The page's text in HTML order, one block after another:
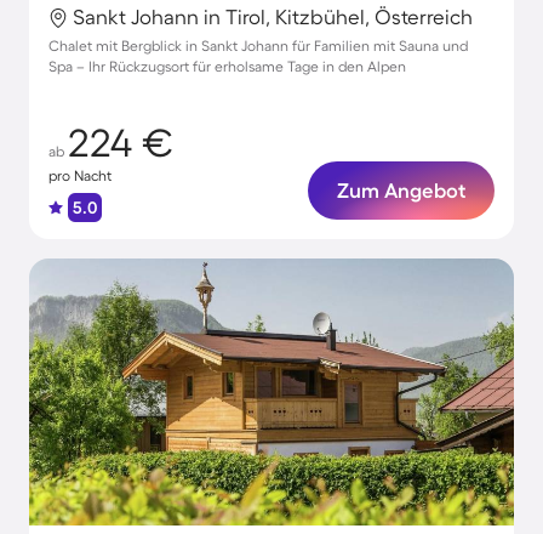
Sankt Johann in Tirol, Kitzbühel, Österreich
Chalet mit Bergblick in Sankt Johann für Familien mit Sauna und
Spa – Ihr Rückzugsort für erholsame Tage in den Alpen
ab 224 €
pro Nacht
5.0
Zum Angebot